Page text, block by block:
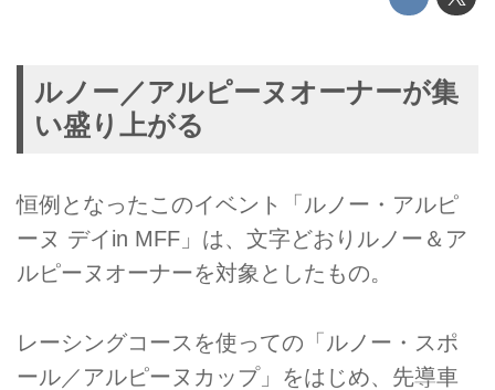
ルノー／アルピーヌオーナーが集
い盛り上がる
恒例となったこのイベント「ルノー・アルピ
ーヌ デイin MFF」は、文字どおりルノー＆ア
ルピーヌオーナーを対象としたもの。
レーシングコースを使っての「ルノー・スポ
ール／アルピーヌカップ」をはじめ、先導車